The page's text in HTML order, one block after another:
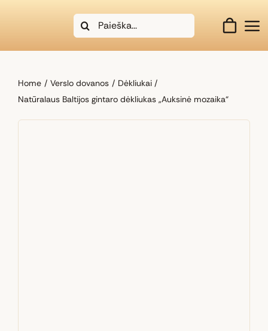
Search
for:
Home Verslo dovanos
Dėkliukai
Natūralaus Baltijos gintaro dėkliukas „Auksinė mozaika“